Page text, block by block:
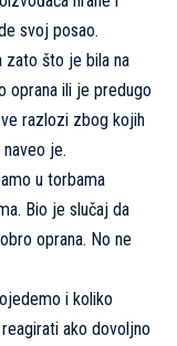
svoj posao.
zato što je bila na
oprana ili je predugo
razlozi zbog kojih
je.
u torbama
Bio je slučaj da
oprana. No ne
i koliko
ako dovoljno